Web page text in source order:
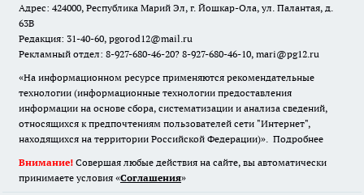
Адрес: 424000, Республика Марий Эл, г. Йошкар-Ола, ул. Палантая, д.
63В
Редакция: 31-40-60, pgorod12@mail.ru
Рекламный отдел: 8-927-680-46-20? 8-927-680-46-10, mari@pg12.ru
«На информационном ресурсе применяются рекомендательные
технологии (информационные технологии предоставления
информации на основе сбора, систематизации и анализа сведений,
относящихся к предпочтениям пользователей сети "Интернет",
находящихся на территории Российской Федерации)». Подробнее
Внимание! Совершая любые действия на сайте, вы автоматически
принимаете условия «Cоглашения»